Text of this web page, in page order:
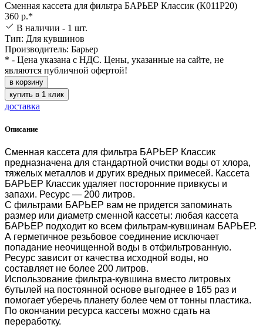
Сменная кассета для фильтра БАРЬЕР Классик (К011Р20)
360 р.*
В наличии - 1 шт.
Тип: Для кувшинов
Производитель: Барьер
* - Цена указана с НДС. Цены, указанные на сайте, не
являются публичной офертой!
в корзину
купить в 1 клик
доставка
Описание
Сменная кассета для фильтра БАРЬЕР Классик
предназначена для стандартной очистки воды от хлора,
тяжелых металлов и других вредных примесей. Кассета
БАРЬЕР Классик удаляет посторонние привкусы и
запахи. Ресурс — 200 литров.
С фильтрами БАРЬЕР вам не придется запоминать
размер или диаметр сменной кассеты: любая кассета
БАРЬЕР подходит ко всем фильтрам-кувшинам БАРЬЕР.
А герметичное резьбовое соединение исключает
попадание неочищенной воды в отфильтрованную.
Ресурс зависит от качества исходной воды, но
составляет не более 200 литров.
Использование фильтра-кувшина вместо литровых
бутылей на постоянной основе выгоднее в 165 раз и
помогает уберечь планету более чем от тонны пластика.
По окончании ресурса кассеты можно сдать на
переработку.